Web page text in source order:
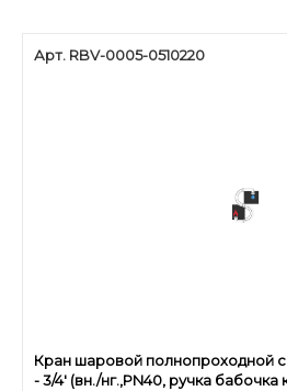
Арт. RBV-0005-0510220
Кран шаровой полнопроходной
- 3/4' (вн./нг.,PN40, ручка бабочка